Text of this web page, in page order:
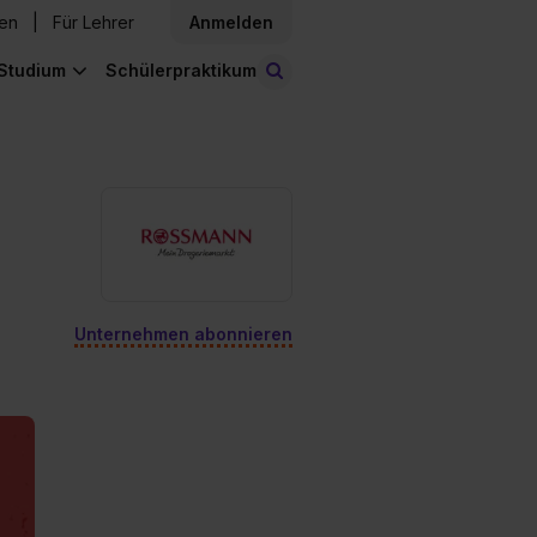
Für Lehrer Anmelden
Schülerpraktikum
Unternehmen abonnieren